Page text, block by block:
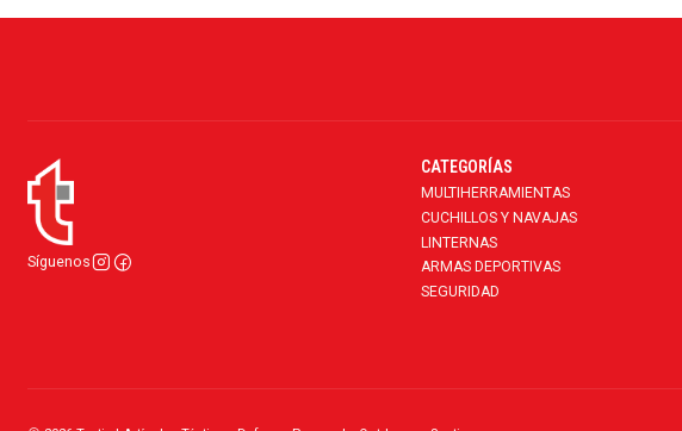
Síguenos
CATEGORÍAS
MULTIHERRAMIENTAS
CUCHILLOS Y NAVAJAS
LINTERNAS
ARMAS DEPORTIVAS
SEGURIDAD